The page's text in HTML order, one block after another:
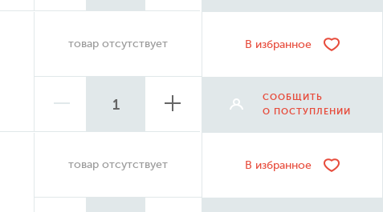
товар отсутствует В избранное
СООБЩИТЬ
О ПОСТУПЛЕНИИ
товар отсутствует В избранное